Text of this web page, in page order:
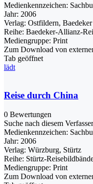
Medienkennzeichen:
Jahr: 2006
Verlag: Ostfildern, Baedeker
Reihe: Baedeker-Allianz-
Mediengruppe: Print
Zum Download von
Tab geöffnet
lädt
Reise durch China
0 Bewertungen
Suche nach diesem Verfasser
Medienkennzeichen:
Jahr: 2006
Verlag: Würzburg, Stürtz
Reihe: Stürtz-
Mediengruppe: Print
Zum Download von